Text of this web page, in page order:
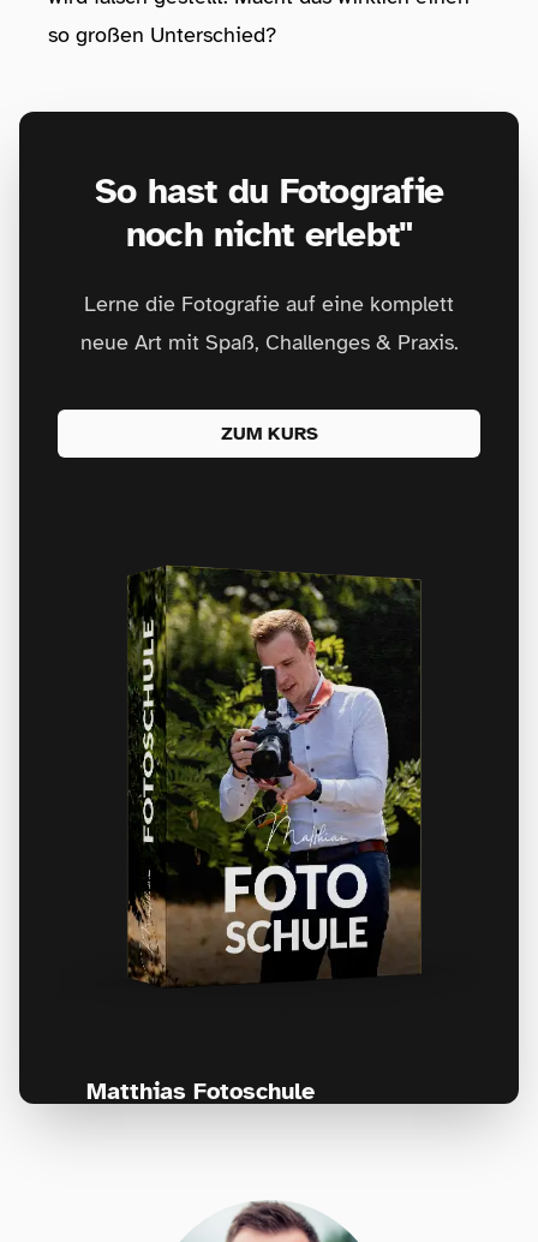
so großen Unterschied?
So hast du Fotografie
noch nicht erlebt"
Lerne die Fotografie auf eine komplett
neue Art mit Spaß, Challenges & Praxis.
ZUM KURS
Matthias Fotoschule